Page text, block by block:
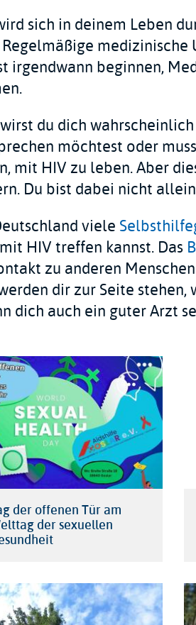
sich in deinem Leben
irgendwann beginnen,
du dich
möchtest oder
mit HIV zu leben. Aber
Du bist dabei nicht
viele
HIV treffen kannst. Das
zu anderen
dir zur Seite stehen,
dich auch ein guter Arzt
der offenen Tür am
der sexuellen